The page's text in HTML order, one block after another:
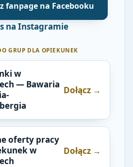
fanpage na Facebooku
na Instagramie
GRUP DLA OPIEKUNEK
w
— Bawaria Dołącz →
oferty pracy
w
Dołącz →